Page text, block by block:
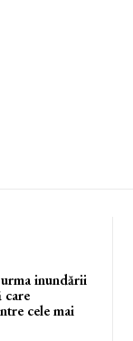
inundării
care
cele mai